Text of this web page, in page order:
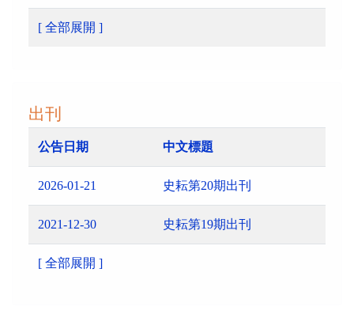
[ 全部展開 ]
出刊
公告日期 中文標題
2026-01-21 史耘第20期出刊
2021-12-30 史耘第19期出刊
[ 全部展開 ]